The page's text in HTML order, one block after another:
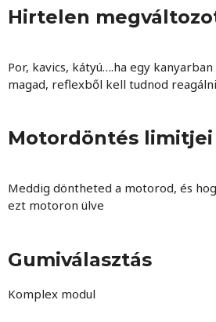
Hirtelen
Por, kavics, kátyú….ha egy
magad, reflexből kell tudnod
Motordöntés limitjei
Meddig döntheted a motorod, és
ezt motoron ülve
Gumiválasztás
Komplex modul